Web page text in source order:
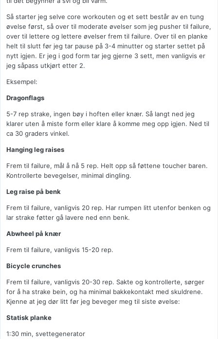
Så starter jeg selve core workouten og et sett består av en tung
øvelse først, så over til moderate øvelser som jeg pusher til failure,
over til lettere og lettere øvelser frem til failure. Over til en planke
helt til slutt før jeg tar pause på 3-4 minutter og starter settet på
nytt igjen. Er jeg i god form tar jeg gjerne 3 sett, men vanligvis er
jeg såpass utkjørt etter 2.
Eksempel:
Dragonflags
5-7 rep strake, ingen bøy i hoften eller knær. Så langt ned jeg
klarer uten å miste form eller klare å komme meg opp igjen. Ned til
ca 30 graders vinkel.
Hanging leg raises
Frem til failure, mål å nå 5 rep. Helt opp så føttene toucher baren.
Kontrollerte bevegelser, minimal dingling.
Leg raise på benk
Frem til failure, vanligvis 20 rep. Har rumpen litt utenfor benken og
lar strake føtter gå lavere ned enn benk.
Abwheel på knær
Frem til failure, vanligvis 15-20 rep.
Bicycle crunches
Frem til failure, vanligvis 20-30 rep. Sakte og kontrollerte, sørger
for å ha strake bein, og ha minimal bakkekontakt med skuldrene.
Kjenne at jeg dør litt før jeg beveger meg til siste øvelse:
Statisk planke
1:30 min, svettegenerator